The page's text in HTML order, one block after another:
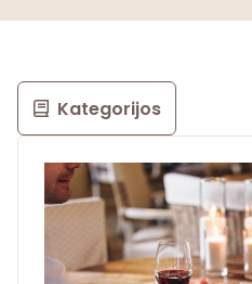
Kategorijos